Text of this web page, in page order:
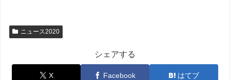
ニュース2020
シェアする
X Facebook はてブ